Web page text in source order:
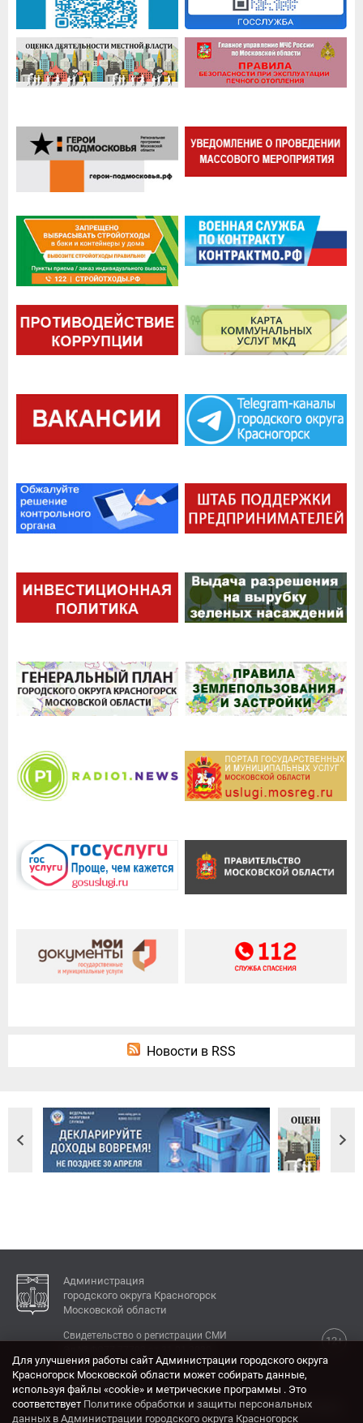
Новости в RSS
Администрация
городского округа Красногорск
Московской области
12+
Свидетельство о регистрации СМИ
КОНТАКТЫ
Адрес: 143404, Московская область, г. Красногорск,
Для улучшения работы сайт Администрации городского округа
Красногорск Московской области может собирать данные,
используя файлы «cookie» и метрические программы . Это
соответствует Политике обработки и защиты персональных
данных в Администрации городского округа Красногорск